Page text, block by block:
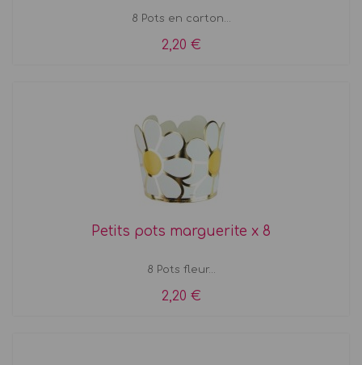
8 Pots en carton...
2,20 €
Petits pots marguerite x 8
8 Pots fleur...
2,20 €